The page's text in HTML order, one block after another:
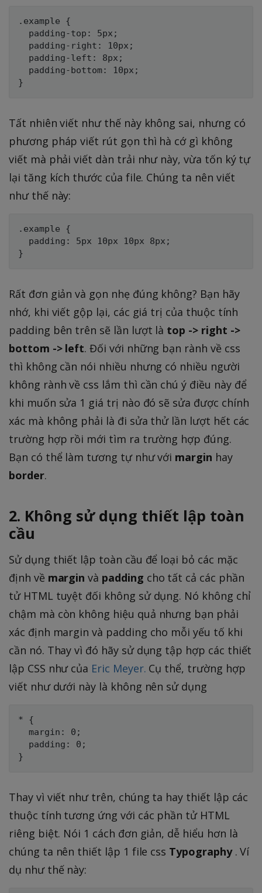
.example {
  padding-top: 5px;
  padding-right: 10px;
  padding-left: 8px;
  padding-bottom: 10px;
Tất nhiên viết như thế này không sai, nhưng có
phương pháp viết rút gọn thì hà cớ gì không
viết mà phải viết dàn trải như này, vừa tốn ký tự
lại tăng kích thước của file. Chúng ta nên viết
như thế này:
.example {
  padding: 5px 10px 10px 8px;
Rất đơn giản và gọn nhẹ đúng không? Bạn hãy
nhớ, khi viết gộp lại, các giá trị của thuộc tính
padding bên trên sẽ lần lượt là top -> right ->
bottom -> left. Đối với những bạn rành về css
thì không cần nói nhiều nhưng có nhiều người
không rành về css lắm thì cần chú ý điều này để
khi muốn sửa 1 giá trị nào đó sẽ sửa được chính
xác mà không phải là đi sửa thử lần lượt hết các
trường hợp rồi mới tìm ra trường hợp đúng.
Bạn có thể làm tương tự như với margin hay
border.
2. Không sử dụng thiết lập toàn
cầu
Sử dụng thiết lập toàn cầu để loại bỏ các mặc
định về margin và padding cho tất cả các phần
tử HTML tuyệt đối không sử dụng. Nó không chỉ
chậm mà còn không hiệu quả nhưng bạn phải
xác định margin và padding cho mỗi yếu tố khi
cần nó. Thay vì đó hãy sử dụng tập hợp các thiết
lập CSS như của Eric Meyer. Cụ thể, trường hợp
viết như dưới này là không nên sử dụng
* {
  margin: 0;
  padding: 0;
Thay vì viết như trên, chúng ta hay thiết lập các
thuộc tính tương ứng với các phần tử HTML
riêng biệt. Nói 1 cách đơn giản, dễ hiểu hơn là
chúng ta nên thiết lập 1 file css Typography. Ví
dụ như thế này: